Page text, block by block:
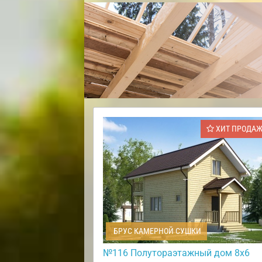
ХИТ ПРОДАЖ
БРУС КАМЕРНОЙ СУШКИ
№116 Полутораэтажный дом 8х6